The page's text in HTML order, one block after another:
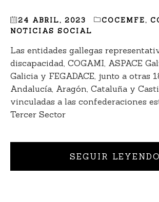
24 ABRIL, 2023 COCEMFE,
NOTICIAS SOCIAL
Las entidades gallegas
discapacidad, COGAMI, ASPACE
Galicia y FEGADACE, junto a otras
Andalucía, Aragón, Cataluña y
vinculadas a las confederaciones
Tercer Sector
SEGUIR LEYENDO